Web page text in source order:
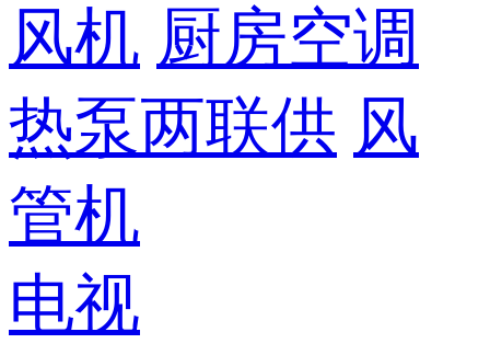
风机 厨房空调
热泵两联供 风
管机
电视